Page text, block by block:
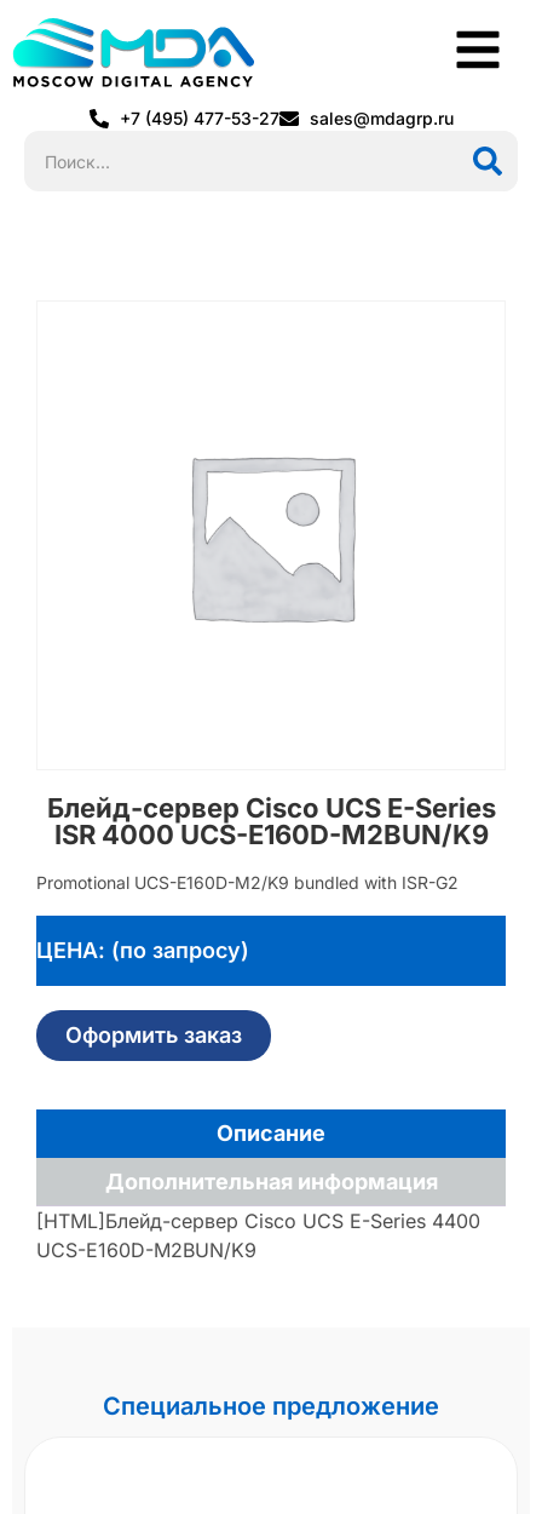
+7 (495) 477-53-27 sales@mdagrp.ru
Блейд-сервер Cisco UCS E-Series
ISR 4000 UCS-E160D-M2BUN/K9
Promotional UCS-E160D-M2/K9 bundled with ISR-G2
ЦЕНА: (по запросу)
Оформить заказ
Описание
Дополнительная информация
[HTML]Блейд-сервер Cisco UCS E-Series 4400
UCS-E160D-M2BUN/K9
Специальное предложение